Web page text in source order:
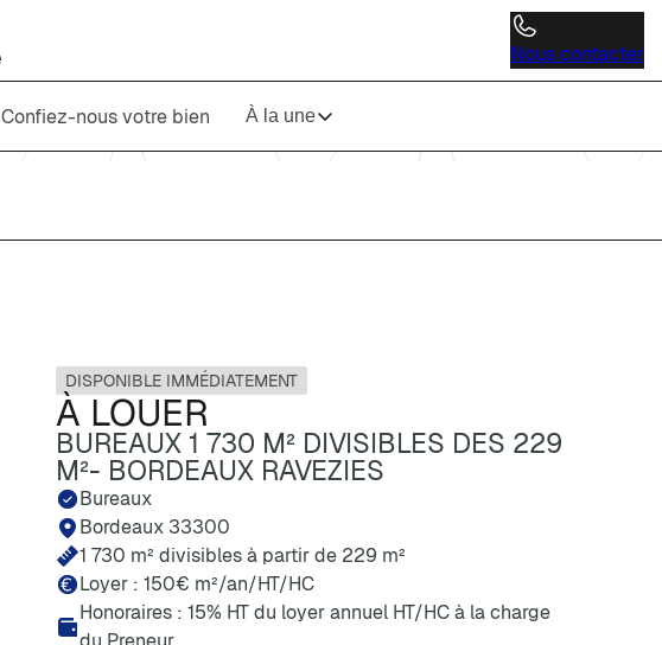
Nous contacter
Confiez-nous votre bien À la une
DISPONIBLE IMMÉDIATEMENT
À LOUER
BUREAUX 1 730 M² DIVISIBLES DES 229
M²- BORDEAUX RAVEZIES
Bureaux
Bordeaux 33300
1 730 m² divisibles à partir de 229 m²
Loyer : 150€ m²/an/HT/HC
Honoraires : 15% HT du loyer annuel HT/HC à la charge